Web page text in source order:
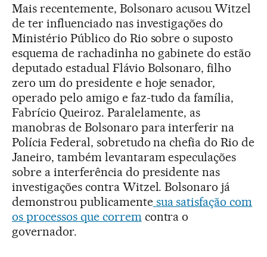
Mais recentemente, Bolsonaro acusou Witzel
de ter influenciado nas investigações do
Ministério Público do Rio sobre o suposto
esquema de rachadinha no gabinete do estão
deputado estadual Flávio Bolsonaro, filho
zero um do presidente e hoje senador,
operado pelo amigo e faz-tudo da família,
Fabrício Queiroz. Paralelamente, as
manobras de Bolsonaro para interferir na
Polícia Federal, sobretudo na chefia do Rio de
Janeiro, também levantaram especulações
sobre a interferência do presidente nas
investigações contra Witzel. Bolsonaro já
demonstrou publicamentesua satisfação com
os processos que corremcontra o
governador.